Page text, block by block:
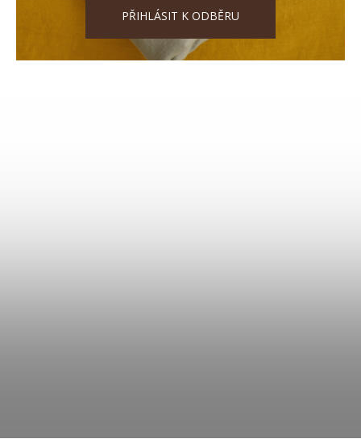
PŘIHLÁSIT K ODBĚRU